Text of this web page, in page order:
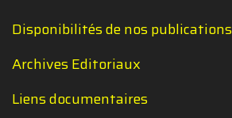
Disponibilités de nos publications
Archives Editoriaux
Liens documentaires